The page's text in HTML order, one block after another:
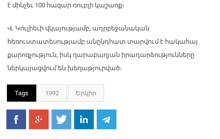
է մինչեւ 100 հազար ռուբլի կաշառք։
Վ. Կուլիեւի վկայությամբ, ադրբեջանական
հեռուստատեսությամբ անընդհատ տարվում է հակահայ
քարոզչություն, իսկ ղարաբաղյան իրադարձությունները
ներկայացվում են խեղաթյուրված։
Tags 1992 Երկիր